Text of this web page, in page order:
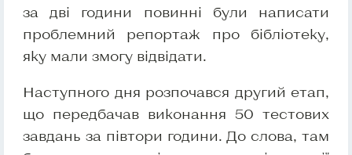
за дві години повинні були написати
проблемний репортаж про бібліотеку,
яку мали змогу відвідати.
Наступного дня розпочався другий етап,
що передбачав виконання 50 тестових
завдань за півтори години. До слова, там